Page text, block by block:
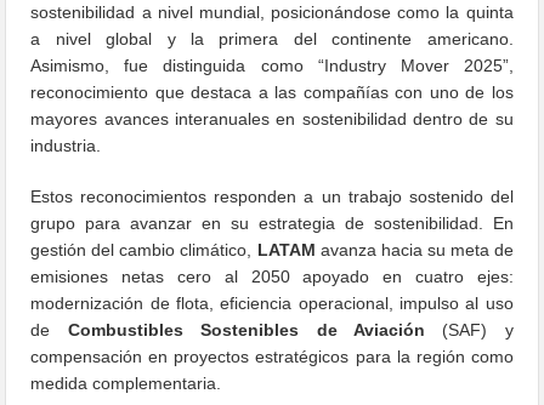
sostenibilidad a nivel mundial, posicionándose como la quinta
a nivel global y la primera del continente americano.
Asimismo, fue distinguida como “Industry Mover 2025”,
reconocimiento que destaca a las compañías con uno de los
mayores avances interanuales en sostenibilidad dentro de su
industria.
Estos reconocimientos responden a un trabajo sostenido del
grupo para avanzar en su estrategia de sostenibilidad. En
gestión del cambio climático, LATAM avanza hacia su meta de
emisiones netas cero al 2050 apoyado en cuatro ejes:
modernización de flota, eficiencia operacional, impulso al uso
de Combustibles Sostenibles de Aviación (SAF) y
compensación en proyectos estratégicos para la región como
medida complementaria.